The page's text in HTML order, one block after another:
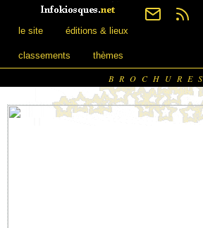
le site éditions & lieux
classements thèmes
BROCHURES